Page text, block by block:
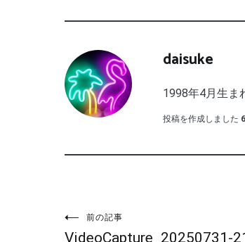
daisuke
1998年4月生ま
投稿を作成しました
投前の記事
VideoCapture_20250731-